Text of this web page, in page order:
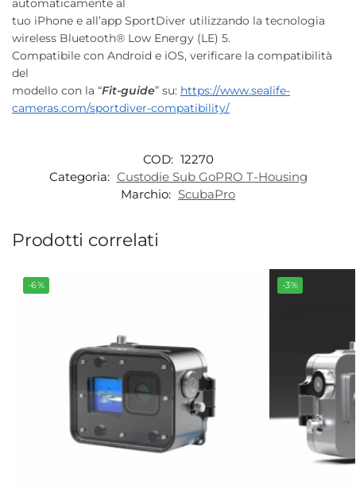
automaticamente al
tuo iPhone e all’app SportDiver utilizzando la tecnologia
wireless Bluetooth® Low Energy (LE) 5.
Compatibile con Android e iOS, verificare la compatibilità
del
modello con la “Fit-guide” su: https://www.sealife-
cameras.com/sportdiver-compatibility/
COD: 12270
Categoria: Custodie Sub GoPRO T-Housing
Marchio: ScubaPro
Prodotti correlati
-6% -3%